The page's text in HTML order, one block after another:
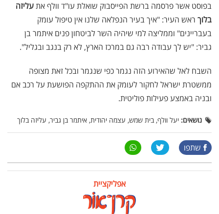
בפוסט אשר פרסמה ברשת הפייסבוק שואלת עו"ד וולף אתעליזה
בלוך ראש העיר: "איך בעיר הנפלאה שלנו אין טיפול עומק
בעבריינים" וממליצה למי שיהיה השר לביטחון פנים איתמר בן
גביר: "יש לך עבודה רבה גם במרכז הארץ, לא רק בנגב ובגליל".
השבח לאל שהאירוע הזה נגמר כפי שנגמר ובכל זאת מצופה
ממשטרת ישראל לחקור לעומק את ההתקפה הפושעת על רכב אם
ובניה באמצע פעילות פוליטית.
נושאים: יעל וולף, בית שמש, עצמה יהודית, איתמר בן גביר, עליזה בלוך
שתפו
אפליקציית